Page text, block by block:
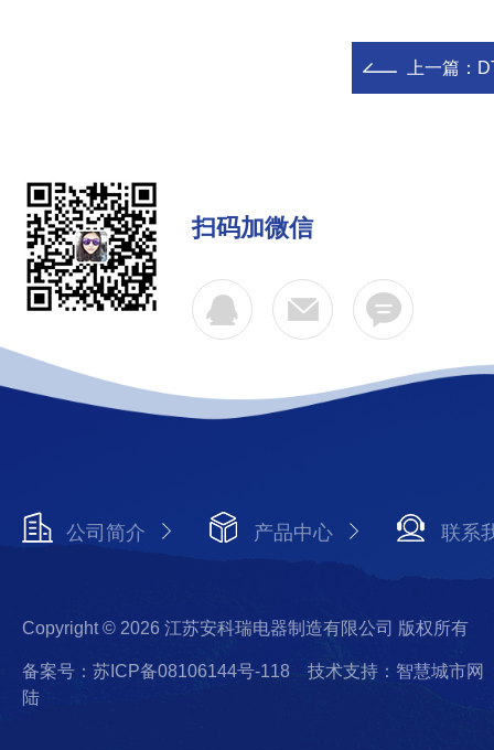
上一篇：
扫码加微信
公司简介 产品中心 联系
Copyright © 2026 江苏安科瑞电器制造有限公司 版权所有
备案号：苏ICP备08106144号-118
技术支持：智慧城市网
陆